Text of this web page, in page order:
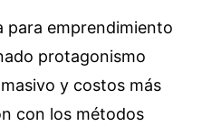
para emprendimiento
protagonismo
y costos más
con los métodos